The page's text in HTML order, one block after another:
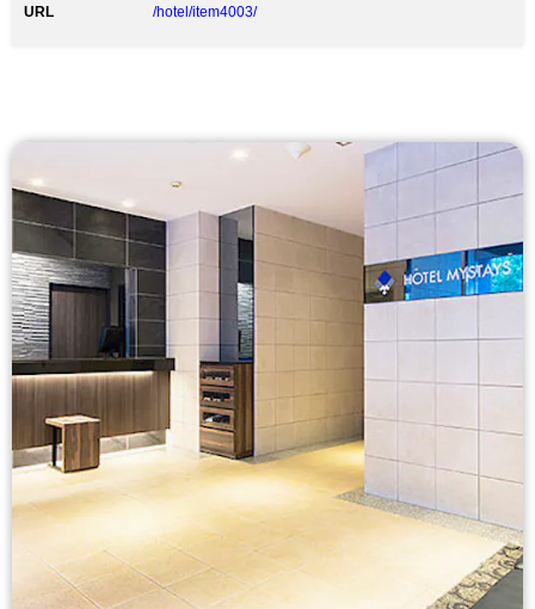
URL /hotel/item4003/